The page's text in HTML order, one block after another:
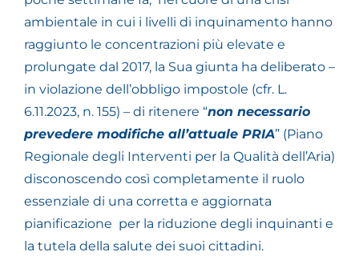
ambientale in cui i livelli di inquinamento hanno
raggiunto le concentrazioni più elevate e
prolungate dal 2017, la Sua giunta ha deliberato –
in violazione dell’obbligo impostole (cfr. L.
6.11.2023, n. 155) – di ritenere “non necessario
prevedere modifiche all’attuale PRIA” (Piano
Regionale degli Interventi per la Qualità dell’Aria)
disconoscendo così completamente il ruolo
essenziale di una corretta e aggiornata
pianificazione per la riduzione degli inquinanti e
la tutela della salute dei suoi cittadini.